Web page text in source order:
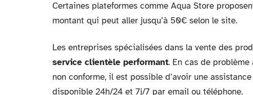
Certaines plateformes comme Aqua Store
montant qui peut aller jusqu’à 50€ selon le site.
Les entreprises spécialisées dans la vente des
service clientèle performant. En cas de
non conforme, il est possible d’avoir une
disponible 24h/24 et 7j/7 par email ou téléphone.